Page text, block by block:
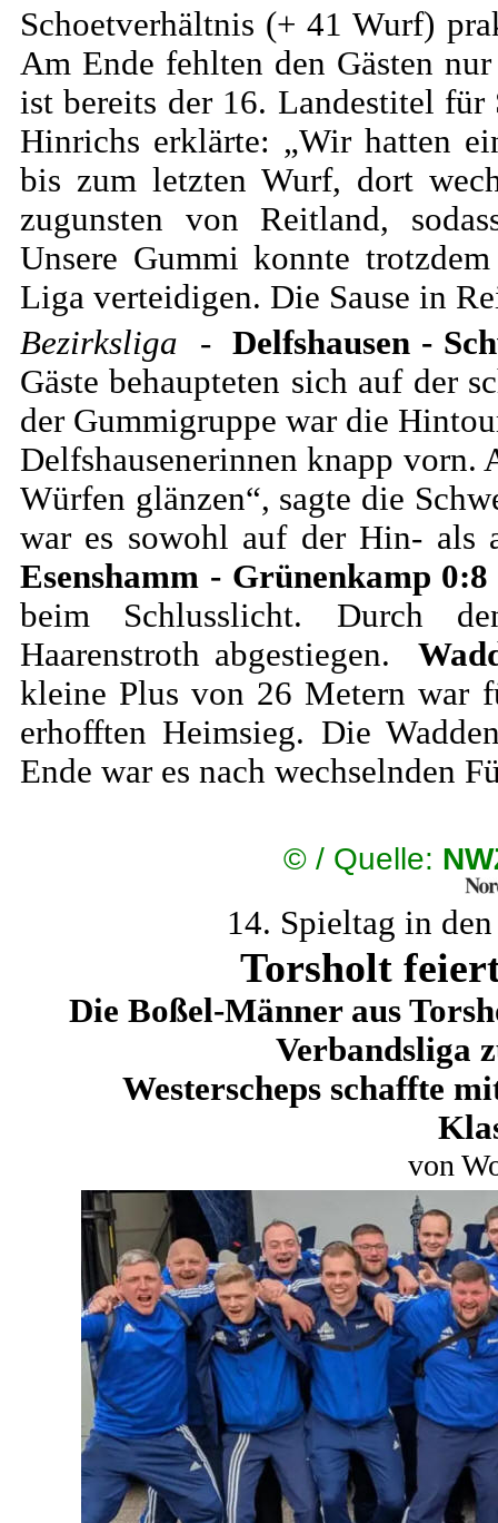
Schoetverhältnis (+ 41 Wurf)
Am Ende fehlten den Gästen
ist bereits der 16. Landestitel
Hinrichs erklärte: „Wir hatten
bis zum letzten Wurf, dort
zugunsten von Reitland,
Unsere Gummi konnte
Liga verteidigen. Die Sause in
Bezirksliga -Delfshausen -
Gäste behaupteten sich auf der
der Gummigruppe war die
Delfshausenerinnen knapp
Würfen glänzen“, sagte die
war es sowohl auf der Hin- als
Esenshamm - Grünenkamp 0:8
beim Schlusslicht. Durch
Haarenstroth abgestiegen.
kleine Plus von 26 Metern war
erhofften Heimsieg. Die
Ende war es nach wechselnden
©/ Quelle:
14. Spieltag in
Torsholt
Die Boßel-Männer aus
Verbandsliga
Westerscheps schaffte
von